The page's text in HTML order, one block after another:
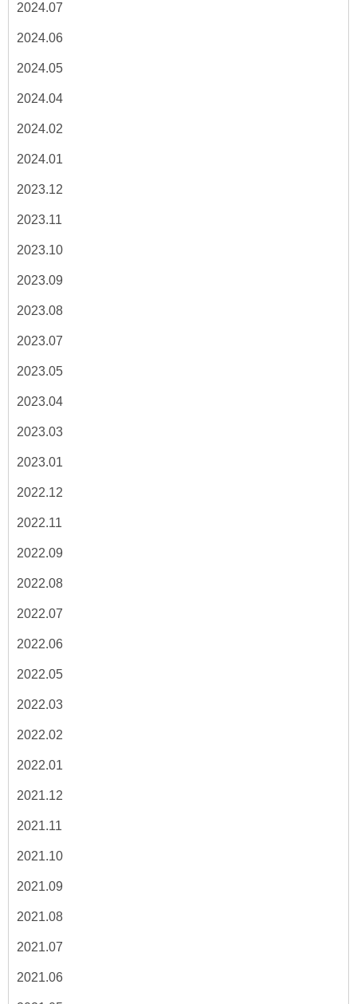
2024.07
2024.06
2024.05
2024.04
2024.02
2024.01
2023.12
2023.11
2023.10
2023.09
2023.08
2023.07
2023.05
2023.04
2023.03
2023.01
2022.12
2022.11
2022.09
2022.08
2022.07
2022.06
2022.05
2022.03
2022.02
2022.01
2021.12
2021.11
2021.10
2021.09
2021.08
2021.07
2021.06